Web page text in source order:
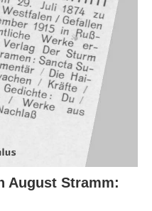
August Stramm: